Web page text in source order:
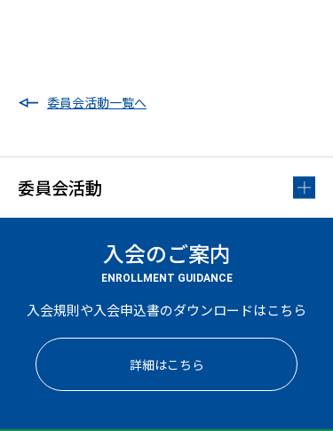
委員会活動一覧へ
委員会活動
入会のご案内
ENROLLMENT GUIDANCE
入会規則や入会申込書のダウンロードはこちら
詳細はこちら